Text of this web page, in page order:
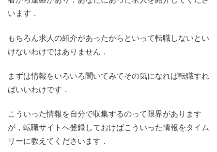
います．
もちろん求人の紹介があったからといって転職しないとい
けないわけではありません．
まずは情報をいろいろ聞いてみてその気になれば転職すれ
ばいいわけです．
こういった情報を自分で収集するのって限界があります
が，転職サイトへ登録しておけばこういった情報をタイム
リーに教えてくださいます．